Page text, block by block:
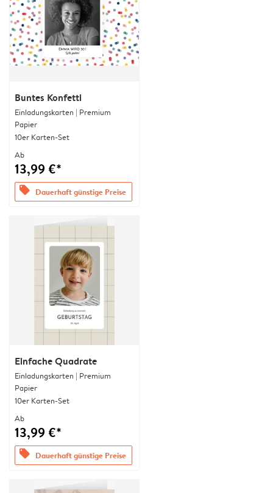
Buntes Konfetti
Einladungskarten | Premium
Papier
10er Karten-Set
Ab
13,99 €*
offers Dauerhaft günstige Preise
Einfache Quadrate
Einladungskarten | Premium
Papier
10er Karten-Set
Ab
13,99 €*
offers Dauerhaft günstige Preise